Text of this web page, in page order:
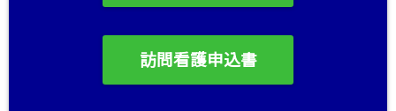
訪問看護申込書